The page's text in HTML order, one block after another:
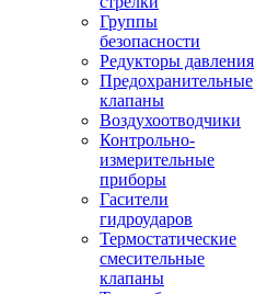
Группы
безопасности
Редукторы давления
Предохранительные
клапаны
Воздухоотводчики
Контрольно-
измерительные
приборы
Гасители
гидроударов
Термостатические
смесительные
клапаны